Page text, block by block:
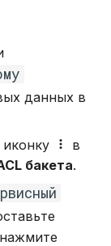
данных в
в
бакета.